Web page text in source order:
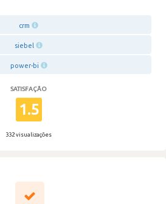
crm
siebel
power-bi
SATISFAÇÃO
1.5
332 visualizações